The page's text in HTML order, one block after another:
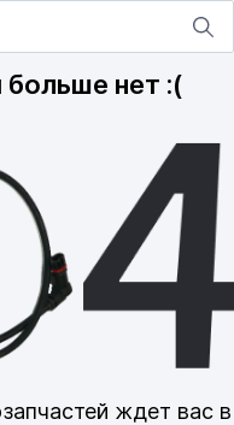
нет :(
ждет вас в